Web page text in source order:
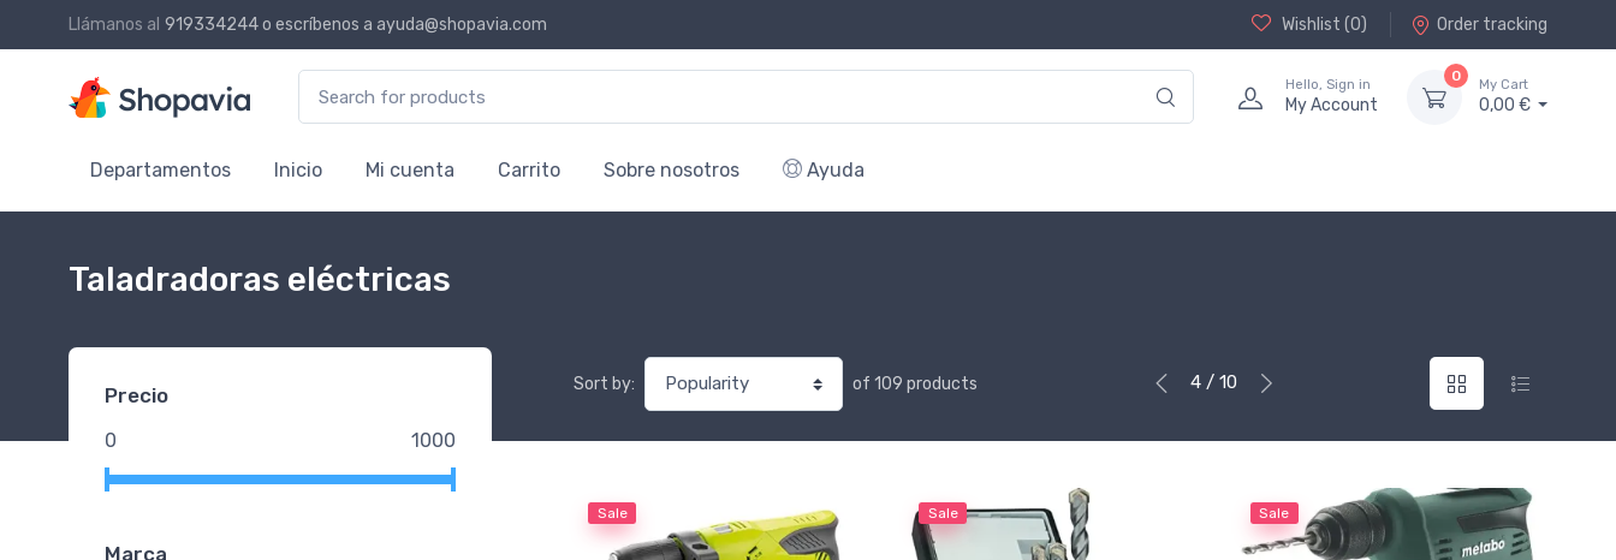
Llámanos al 919334244o escríbenos a ayuda@shopavia.com Wishlist (0) Order tracking
Hello, Sign in
My Account
0
My Cart
0,00 €
Departamentos Inicio Mi cuenta Carrito Sobre nosotros Ayuda
Taladradoras eléctricas
Sort by: of 109 products 4 / 10
Sale Sale Sale
Precio
0 1000
Marca